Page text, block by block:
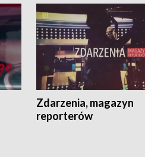
Zdarzenia, magazyn
reporterów